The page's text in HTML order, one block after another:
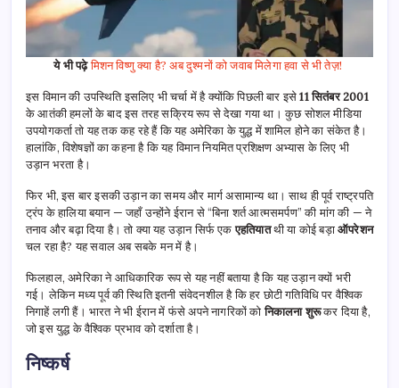
ये भी पढ़ेमिशन विष्णु क्या है? अब दुश्मनों को जवाब मिलेगा हवा से भी तेज़!
इस विमान की उपस्थिति इसलिए भी चर्चा में है क्योंकि पिछली बार इसे11 सितंबर 2001
के आतंकी हमलों के बाद इस तरह सक्रिय रूप से देखा गया था। कुछ सोशल मीडिया
उपयोगकर्ता तो यह तक कह रहे हैं कि यह अमेरिका के युद्ध में शामिल होने का संकेत है।
हालांकि, विशेषज्ञों का कहना है कि यह विमान नियमित प्रशिक्षण अभ्यास के लिए भी
उड़ान भरता है।
फिर भी, इस बार इसकी उड़ान का समय और मार्ग असामान्य था। साथ ही पूर्व राष्ट्रपति
ट्रंप के हालिया बयान — जहाँ उन्होंने ईरान से “बिना शर्त आत्मसमर्पण” की मांग की — ने
तनाव और बढ़ा दिया है। तो क्या यह उड़ान सिर्फ एकएहतियातथी या कोई बड़ाऑपरेशन
चल रहा है? यह सवाल अब सबके मन में है।
फिलहाल, अमेरिका ने आधिकारिक रूप से यह नहीं बताया है कि यह उड़ान क्यों भरी
गई। लेकिन मध्य पूर्व की स्थिति इतनी संवेदनशील है कि हर छोटी गतिविधि पर वैश्विक
निगाहें लगी हैं। भारत ने भी ईरान में फंसे अपने नागरिकों कोनिकालना शुरूकर दिया है,
जो इस युद्ध के वैश्विक प्रभाव को दर्शाता है।
निष्कर्ष